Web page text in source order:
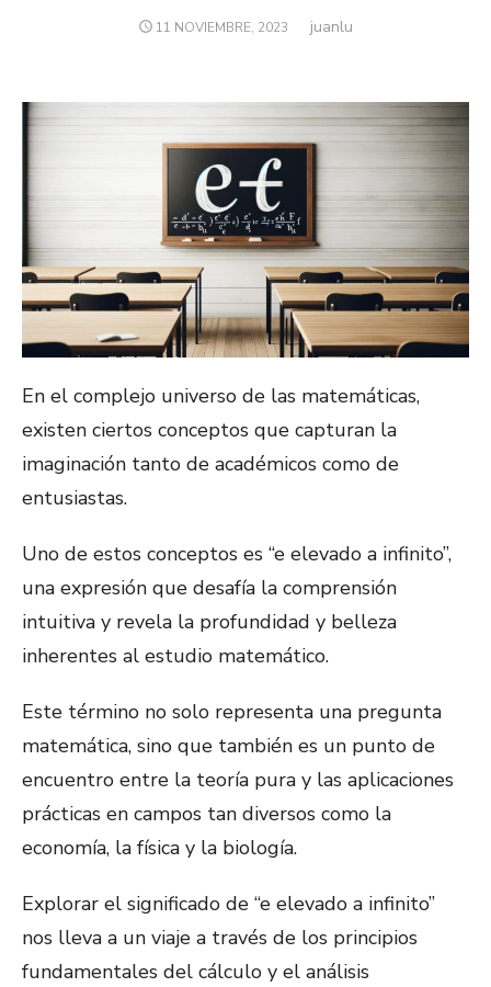
PUBLICADO
11 NOVIEMBRE, 2023 Autor
juanlu
En el complejo universo de las matemáticas,
existen ciertos conceptos que capturan la
imaginación tanto de académicos como de
entusiastas.
Uno de estos conceptos es “e elevado a infinito”,
una expresión que desafía la comprensión
intuitiva y revela la profundidad y belleza
inherentes al estudio matemático.
Este término no solo representa una pregunta
matemática, sino que también es un punto de
encuentro entre la teoría pura y las aplicaciones
prácticas en campos tan diversos como la
economía, la física y la biología.
Explorar el significado de “e elevado a infinito”
nos lleva a un viaje a través de los principios
fundamentales del cálculo y el análisis